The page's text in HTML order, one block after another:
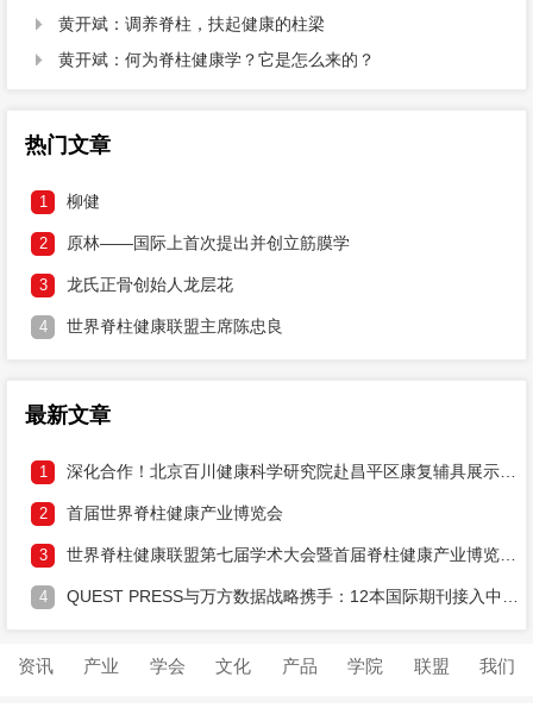
 黄开斌：调养脊柱，扶起健康的柱梁
 黄开斌：何为脊柱健康学？它是怎么来的？
热门文章
1 柳健
2 原林——国际上首次提出并创立筋膜学
3 龙氏正骨创始人龙层花
4 世界脊柱健康联盟主席陈忠良
最新文章
1 深化合作！北京百川健康科学研究院赴昌平区康复辅具展示中心研讨两大健康工程落地
2 首届世界脊柱健康产业博览会
3 世界脊柱健康联盟第七届学术大会暨首届脊柱健康产业博览会邀请函
4 QUEST PRESS与万方数据战略携手：12本国际期刊接入中文DOI，打通学术溯源通道
资讯 产业 学会 文化 产品 学院 联盟 我们